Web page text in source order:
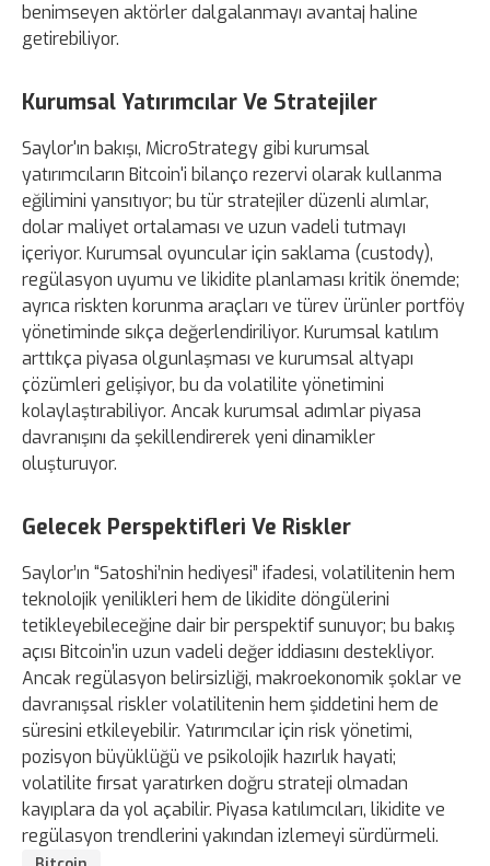
benimseyen aktörler dalgalanmayı avantaj haline
getirebiliyor.
Kurumsal Yatırımcılar Ve Stratejiler
Saylor'ın bakışı, MicroStrategy gibi kurumsal
yatırımcıların Bitcoin'i bilanço rezervi olarak kullanma
eğilimini yansıtıyor; bu tür stratejiler düzenli alımlar,
dolar maliyet ortalaması ve uzun vadeli tutmayı
içeriyor. Kurumsal oyuncular için saklama (custody),
regülasyon uyumu ve likidite planlaması kritik önemde;
ayrıca riskten korunma araçları ve türev ürünler portföy
yönetiminde sıkça değerlendiriliyor. Kurumsal katılım
arttıkça piyasa olgunlaşması ve kurumsal altyapı
çözümleri gelişiyor, bu da volatilite yönetimini
kolaylaştırabiliyor. Ancak kurumsal adımlar piyasa
davranışını da şekillendirerek yeni dinamikler
oluşturuyor.
Gelecek Perspektifleri Ve Riskler
Saylor’ın “Satoshi’nin hediyesi” ifadesi, volatilitenin hem
teknolojik yenilikleri hem de likidite döngülerini
tetikleyebileceğine dair bir perspektif sunuyor; bu bakış
açısı Bitcoin’in uzun vadeli değer iddiasını destekliyor.
Ancak regülasyon belirsizliği, makroekonomik şoklar ve
davranışsal riskler volatilitenin hem şiddetini hem de
süresini etkileyebilir. Yatırımcılar için risk yönetimi,
pozisyon büyüklüğü ve psikolojik hazırlık hayati;
volatilite fırsat yaratırken doğru strateji olmadan
kayıplara da yol açabilir. Piyasa katılımcıları, likidite ve
regülasyon trendlerini yakından izlemeyi sürdürmeli.